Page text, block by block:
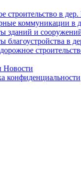
строительство в дер.
коммуникации в
зданий и
благоустройства в
Новости
конфиденциальности